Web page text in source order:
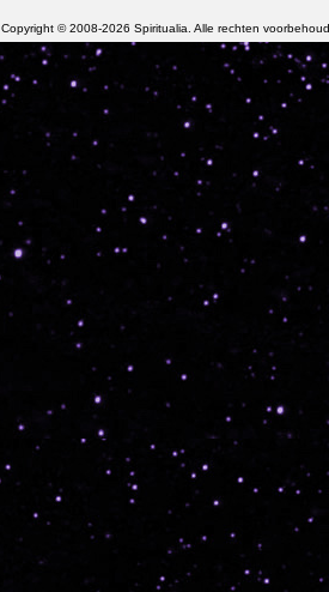
Copyright © 2008-2026 Spiritualia. Alle rechten